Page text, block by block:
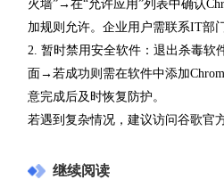
火墙”→在“允许应用”列表中确认
加规则允许。企业用户需联系IT部
2. 暂时禁用安全软件：退出杀毒
面→若成功则需在软件中添加
意完成后及时恢复防护。
若遇到复杂情况，建议访问谷歌官
继续阅读